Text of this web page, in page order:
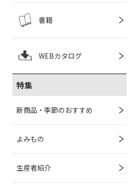
書籍
WEBカタログ
特集
新商品・季節のおすすめ
よみもの
生産者紹介